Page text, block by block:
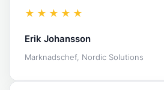
★★★★★
Erik Johansson
Marknadschef, Nordic Solutions